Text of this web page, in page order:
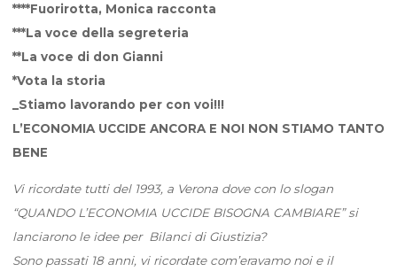
****Fuorirotta, Monica racconta
***La voce della segreteria
**La voce di don Gianni
*Vota la storia
_Stiamo lavorando per con voi!!!
L’ECONOMIA UCCIDE ANCORA E NOI NON STIAMO TANTO
BENE
Vi ricordate tutti del 1993, a Verona dove con lo slogan
“QUANDO L’ECONOMIA UCCIDE BISOGNA CAMBIARE” si
lanciarono le idee per Bilanci di Giustizia?
Sono passati 18 anni, vi ricordate com’eravamo noi e il